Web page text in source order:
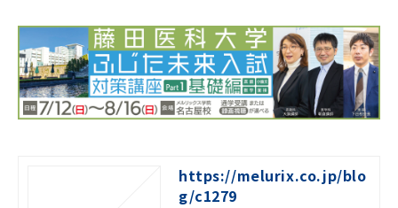
https://melurix.co.jp/blo
g/c1279